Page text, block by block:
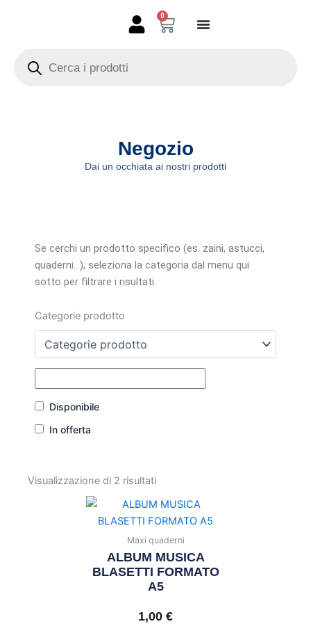
0
Carrello
search
Negozio
Dai un occhiata ai nostri prodotti
Se cerchi un prodotto specifico (es. zaini, astucci,
quaderni…), seleziona la categoria dal menu qui
sotto per filtrare i risultati.
Categorie prodotto
Disponibile
In offerta
Visualizzazione di 2 risultati
Maxi quaderni
ALBUM MUSICA
BLASETTI FORMATO
A5
1,00 €